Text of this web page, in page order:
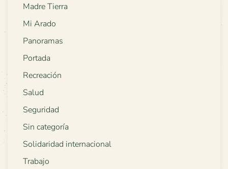
Madre Tierra
Mi Arado
Panoramas
Portada
Recreación
Salud
Seguridad
Sin categoría
Solidaridad internacional
Trabajo